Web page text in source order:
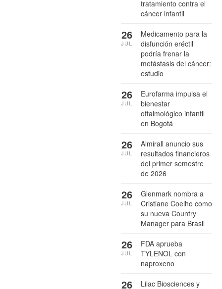
tratamiento contra el
cáncer infantil
Medicamento para la
disfunción eréctil
podría frenar la
metástasis del cáncer:
estudio
26
JUL
Eurofarma impulsa el
bienestar
oftalmológico infantil
en Bogotá
26
JUL
Almirall anuncio sus
resultados financieros
del primer semestre
de 2026
26
JUL
Glenmark nombra a
Cristiane Coelho como
su nueva Country
Manager para Brasil
26
JUL
FDA aprueba
TYLENOL con
naproxeno
26
JUL
Lilac Biosciences y
26